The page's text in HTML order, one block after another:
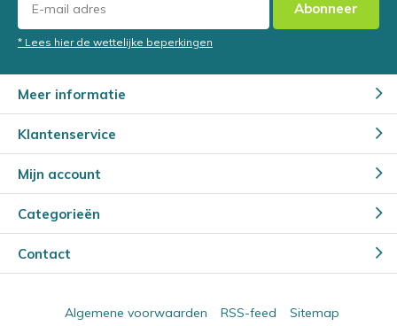
Abonneer
* Lees hier de wettelijke beperkingen
Meer informatie
Klantenservice
Mijn account
Categorieën
Contact
Algemene voorwaarden RSS-feed Sitemap